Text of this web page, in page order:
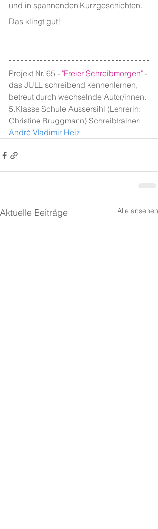
und in spannenden Kurzgeschichten.
Das klingt gut!
Projekt Nr. 65 - "Freier Schreibmorgen" -
das JULL schreibend kennenlernen,
betreut durch wechselnde Autor/innen.
5.Klasse Schule Aussersihl (Lehrerin:
Christine Bruggmann) Schreibtrainer:
André Vladimir Heiz
Aktuelle Beiträge Alle ansehen